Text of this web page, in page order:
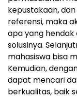
kepustakaan,
referensi, maka
apa yang hendak
solusinya.
mahasiswa bisa
Kemudian,
dapat mencari
berkualitas, baik